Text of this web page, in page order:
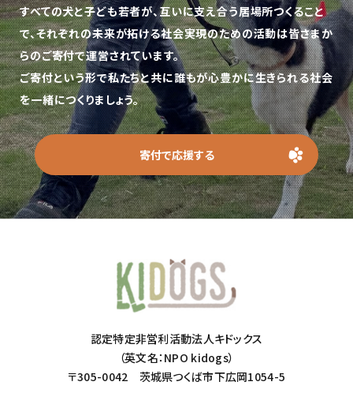
すべての犬と子ども若者が、互いに支え合う居場所つくること
で、それぞれの未来が拓ける社会実現のための活動は皆さまか
らのご寄付で運営されています。
ご寄付という形で私たちと共に誰もが心豊かに生きられる社会
を一緒につくりましょう。
寄付で応援する
認定特定非営利活動法人キドックス
（英文名：NPO kidogs）
〒305-0042 茨城県つくば市下広岡1054-5